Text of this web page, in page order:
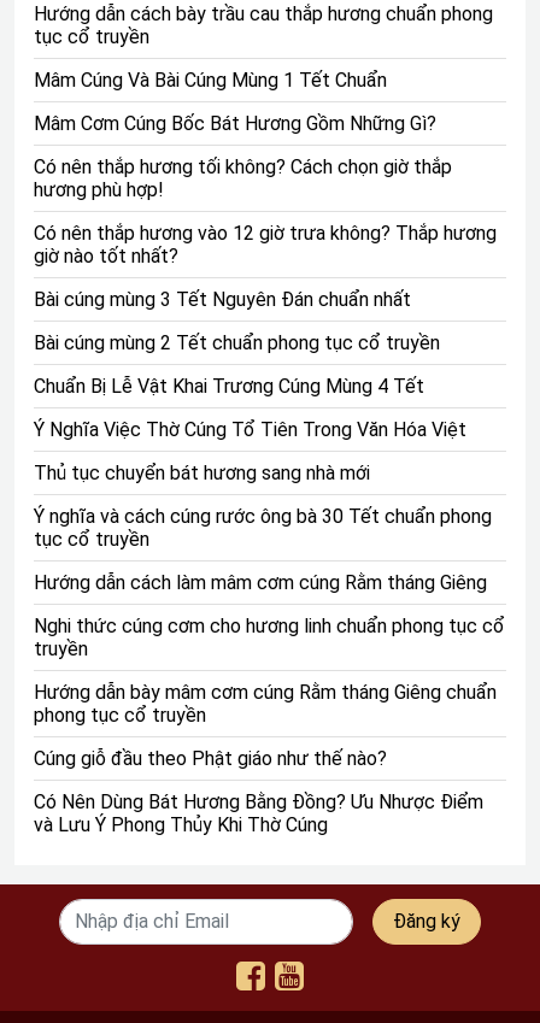
an như ngày hôm nay.
Thắp hương là tục lệ truyền thống
Dù giàu sang hay nghèo khó thì tục lệ này vẫn đều
được thực hiện. Dù là mâm lễ to hay mâm lễ nhỏ thì đều
cần phải thực hiện đúng ngày, đúng nghi thức và phong
thủy.
Xem thêm:Cúng giỗ đầu theo Phật giáo như thế nào?
Hướng dẫn cách thắp hương 100
ngày sau khi bốc bát hương
Khi gia chủ thắp hương 100 ngày sau khi bốc bát hương
chứa đựng rất nhiều ý nghĩa vô cùng tốt đẹp trong
truyền thống tín ngưỡng của người Việt. Bởi vậy, cách
nghi thức tiến hành này luôn được chú trọng thực hiện
một cách đầy đủ và trang nghiêm.
thiếu sót không đáng có trong việc thắp hương 100
ngày sau khi bốc bát hương thì cần thực hiện đúng theo
hướng dẫn dưới đây:
Mỗi ngày gia chủ thay nước và thắp một nén nhang
Hướng dẫn cách bày trầu cau thắp hương chuẩn phong
tục cổ truyền
Mâm Cúng Và Bài Cúng Mùng 1 Tết Chuẩn
Mâm Cơm Cúng Bốc Bát Hương Gồm Những Gì?
Có nên thắp hương tối không? Cách chọn giờ thắp
hương phù hợp!
Có nên thắp hương vào 12 giờ trưa không? Thắp hương
giờ nào tốt nhất?
Bài cúng mùng 3 Tết Nguyên Đán chuẩn nhất
Bài cúng mùng 2 Tết chuẩn phong tục cổ truyền
Chuẩn Bị Lễ Vật Khai Trương Cúng Mùng 4 Tết
Ý Nghĩa Việc Thờ Cúng Tổ Tiên Trong Văn Hóa Việt
Thủ tục chuyển bát hương sang nhà mới
Ý nghĩa và cách cúng rước ông bà 30 Tết chuẩn phong
tục cổ truyền
Hướng dẫn cách làm mâm cơm cúng Rằm tháng Giêng
Nghi thức cúng cơm cho hương linh chuẩn phong tục cổ
truyền
Hướng dẫn bày mâm cơm cúng Rằm tháng Giêng chuẩn
phong tục cổ truyền
Cúng giỗ đầu theo Phật giáo như thế nào?
Có Nên Dùng Bát Hương Bằng Đồng? Ưu Nhược Điểm
và Lưu Ý Phong Thủy Khi Thờ Cúng
Đăng ký